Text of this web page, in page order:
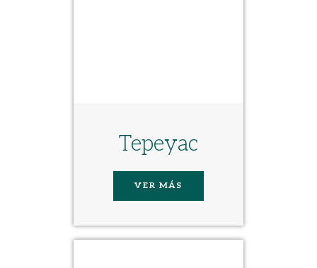
Tepeyac
VER MÁS